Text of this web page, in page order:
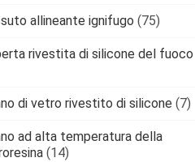
allineante ignifugo (75)
rivestita di silicone del fuoco
di vetro rivestito di silicone (7)
ad alta temperatura della
(14)